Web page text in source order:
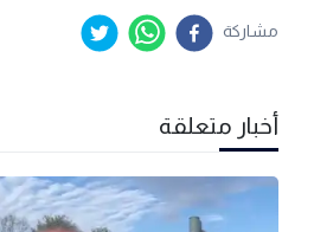
مشاركة
أخبار متعلقة